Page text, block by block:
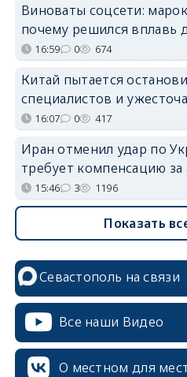
Виноваты соцсети:
почему решился вплавь
16:59 0 674
Китай пытается
специалистов и
16:07 0 417
Иран отменил удар по
требует компенсацию за
15:46 3 1196
Показать
Севастополь на связи
Все наши Видео
О местном для